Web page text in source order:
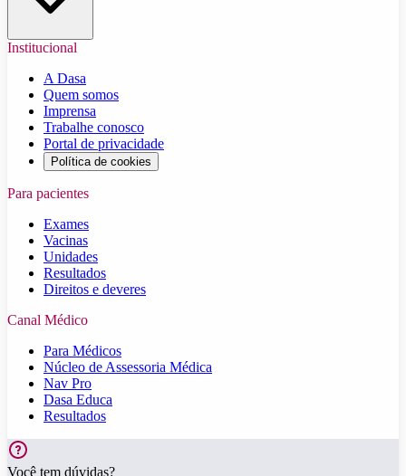
Institucional
A Dasa
Quem somos
Imprensa
Trabalhe conosco
Portal de privacidade
Política de cookies
Para pacientes
Exames
Vacinas
Unidades
Resultados
Direitos e deveres
Canal Médico
Para Médicos
Núcleo de Assessoria Médica
Nav Pro
Dasa Educa
Resultados
Você tem dúvidas?